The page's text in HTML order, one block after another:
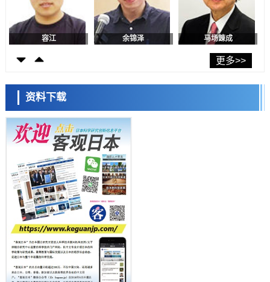
癌患者中开展临床试验
日本发布《令和8年版科学技术与创新白皮书》，解读第七期基本计划
首年度政策方向
科学研究
东京大学发现可诱导细胞死亡的新型信使物质
东京都健康长寿医疗中心跨器官揭示衰老过程中的糖链变化
科学研究
产总研无需石油利用松脂制备石墨前驱体，可作为电池电极材料
科学研究
东京大学和海上保安厅等发现南海海槽沿线板块边界锁定状态存在区域
差异
政策
日本第2次医疗研究开发调整费，根据一线实际情况和需求分配99.3亿
日元
科学研究
千叶大学鉴定出导致难治性疾病“肺高血压症”恶化的蛋白质“MYL9/12”，
会引发血管结构恶化
科学研究
京都大学高效生成光的构成单元“光子”，可应用于量子计算机
科学研究
容江 余锦泽 马场錬成
日本科学未来馆 科学交
流员
小岩井忠道 泷川 进
更多>>
资料下载